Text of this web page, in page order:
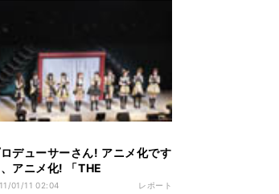
デューサーさん! アニメ化です
アニメ化! 「THE
2 765pro
01/11 02:04 レポート